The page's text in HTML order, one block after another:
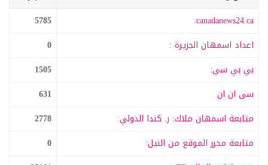
canadanews24.ca:
5785
اعداد اسمهان الجزيرة :
0
بي بي سي:
1505
سى ان ان
631
متابعة اسمهان ملاك: ر. كندا الدولي:
2778
متابعة محرر الموقع من النيل:
0